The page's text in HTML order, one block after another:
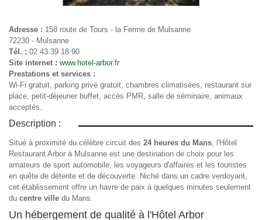
Adresse : 158 route de Tours - la Ferme de Mulsanne
72230 - Mulsanne
Tél. : 02 43 39 18 90
Site internet : www.hotel-arbor.fr
Prestations et services :
Wi-Fi gratuit, parking privé gratuit, chambres climatisées, restaurant sur
place, petit-déjeuner buffet, accès PMR, salle de séminaire, animaux
acceptés.
Description :
Situé à proximité du célèbre circuit des 24 heures du Mans, l'Hôtel
Restaurant Arbor à Mulsanne est une destination de choix pour les
amateurs de sport automobile, les voyageurs d'affaires et les touristes
en quête de détente et de découverte. Niché dans un cadre verdoyant,
cet établissement offre un havre de paix à quelques minutes seulement
du centre ville du Mans.
Un hébergement de qualité à l'Hôtel Arbor